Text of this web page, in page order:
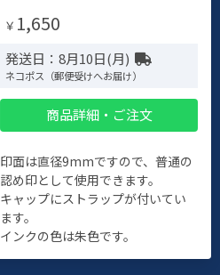
￥ 1,650
発送日：8月10日(月)
ネコポス（郵便受けへお届け）
商品詳細・ご注文
印面は直径9mmですので、普通の
認め印として使用できます。
キャップにストラップが付いてい
ます。
インクの色は朱色です。